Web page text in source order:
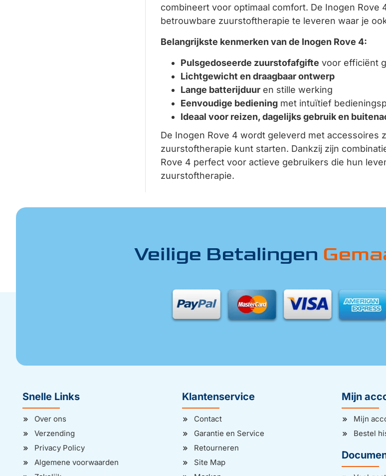
combineert voor optimaal comfort. De Inogen
betrouwbare zuurstoftherapie te leveren waar je
Belangrijkste kenmerken van de Inogen Rove 4:
Pulsgedoseerde zuurstofafgifte voor efficiënt
Lichtgewicht en draagbaar ontwerp
Lange batterijduur en stille werking
Eenvoudige bediening met intuïtief
Ideaal voor reizen, dagelijks gebruik en
De Inogen Rove 4 wordt geleverd met accessoires
zuurstoftherapie kunt starten. Dankzij zijn
Rove 4 perfect voor actieve gebruikers die hun
zuurstoftherapie.
Veilige Betalingen
Snelle Links
Over ons
Verzending
Privacy Policy
Algemene voorwaarden
Klantenservice
Contact
Garantie en Service
Retourneren
Site Map
Mijn
Mijn
Bestel